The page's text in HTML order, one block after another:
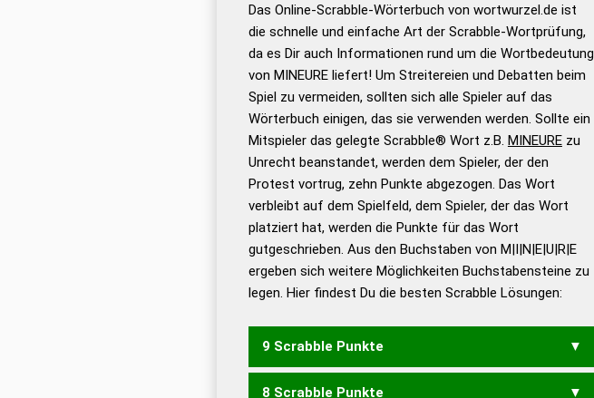
Wortwurzel liefert mit Hilfe eines semantischen
Wortanalyse-Algorithmus gute Anhaltspunkte zu
Wortbedeutung, Worttrennung und Wortform, um die
Gültigkeit eines Wortes für das Scrabble-Spiel zu
bestimmen! zugelassene Turnier Scrabble-
Wörterbücher sind:
Duden – Standardwerk in 12
Bänden
Duden – Richtiges und gutes
Deutsch
Duden – Die deutsche Grammatik
Duden – Deutsches
Universalwörterbuch
Das Online-Scrabble-Wörterbuch von wortwurzel.de ist
die schnelle und einfache Art der Scrabble-Wortprüfung,
da es Dir auch Informationen rund um die Wortbedeutung
von MINEURE liefert! Um Streitereien und Debatten beim
Spiel zu vermeiden, sollten sich alle Spieler auf das
Wörterbuch einigen, das sie verwenden werden. Sollte ein
Mitspieler das gelegte Scrabble® Wort z.B. MINEUREzu
Unrecht beanstandet, werden dem Spieler, der den
Protest vortrug, zehn Punkte abgezogen. Das Wort
verbleibt auf dem Spielfeld, dem Spieler, der das Wort
platziert hat, werden die Punkte für das Wort
gutgeschrieben. Aus den Buchstaben von M|I|N|E|U|R|E
ergeben sich weitere Möglichkeiten Buchstabensteine zu
legen. Hier findest Du die besten Scrabble Lösungen:
9 Scrabble Punkte
8 Scrabble Punkte